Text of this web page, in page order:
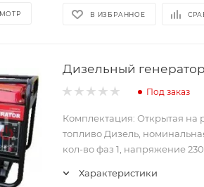
В ИЗБРАННОЕ
Дизельный генератор
Под заказ
Комплектация: Открытая на
топливо Дизель,
кол-во фаз 1, напряжение
Характеристики